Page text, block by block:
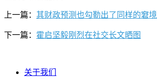
上一篇： 其财政预测也勾勒出了同样的窘境
下一篇： 霍启坚毅刚烈在社交长文晒图
关于我们